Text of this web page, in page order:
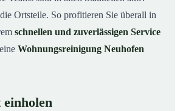
Ortsteile. So profitieren Sie überall in
schnellen und zuverlässigen Service
Wohnungsreinigung Neuhofen
einholen